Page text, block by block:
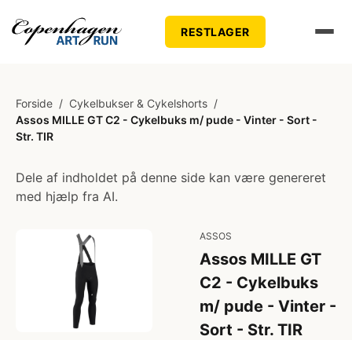
RESTLAGER
Forside / Cykelbukser & Cykelshorts /
Assos MILLE GT C2 - Cykelbuks m/ pude - Vinter - Sort -
Str. TIR
Dele af indholdet på denne side kan være genereret
med hjælp fra AI.
ASSOS
Assos MILLE GT
C2 - Cykelbuks
m/ pude - Vinter -
Sort - Str. TIR